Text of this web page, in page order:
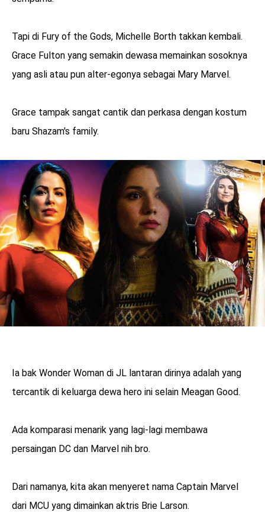
Tapi di Fury of the Gods, Michelle Borth takkan kembali.
Grace Fulton yang semakin dewasa memainkan sosoknya
yang asli atau pun alter-egonya sebagai Mary Marvel.
Grace tampak sangat cantik dan perkasa dengan kostum
baru Shazam's family.
Ia bak Wonder Woman di JL lantaran dirinya adalah yang
tercantik di keluarga dewa hero ini selain Meagan Good.
Ada komparasi menarik yang lagi-lagi membawa
persaingan DC dan Marvel nih bro.
Dari namanya, kita akan menyeret nama Captain Marvel
dari MCU yang dimainkan aktris Brie Larson.